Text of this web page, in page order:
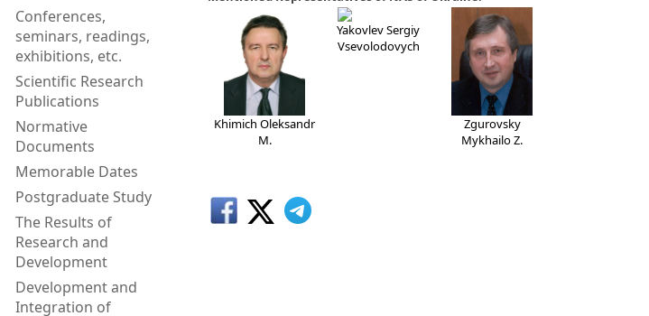
Conferences,
seminars, readings,
exhibitions, etc.
Scientific Research
Publications
Normative
Documents
Memorable Dates
Postgraduate Study
The Results of
Research and
Development
Development and
Integration of
Khimich Oleksandr
M.
Yakovlev Sergiy
Vsevolodovych
Zgurovsky
Mykhailo Z.